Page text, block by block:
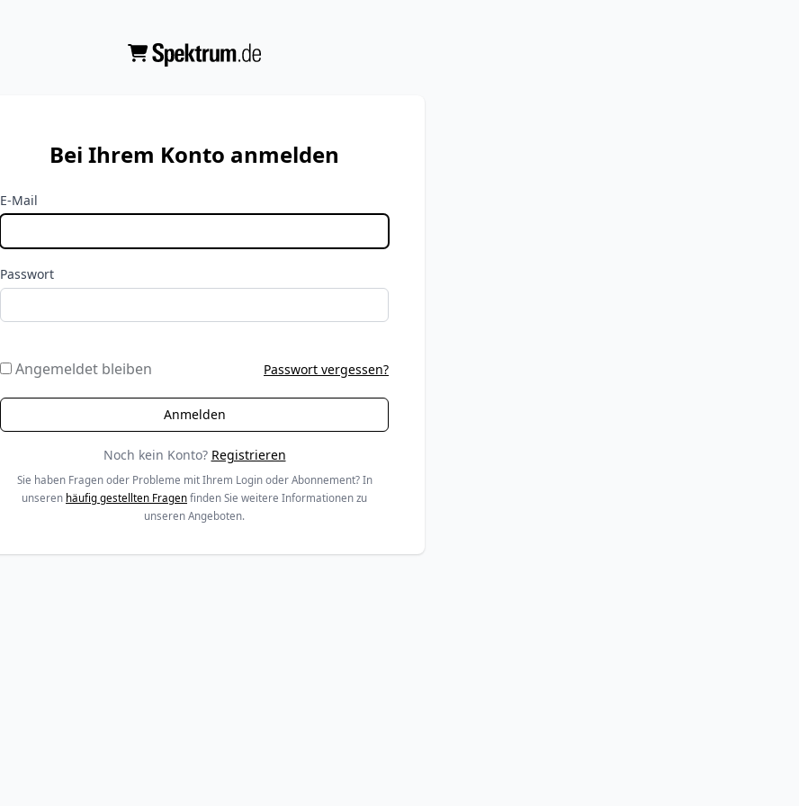
Bei Ihrem Konto anmelden
E-Mail
Passwort
Angemeldet bleiben Passwort vergessen?
Noch kein Konto? Registrieren
Sie haben Fragen oder Probleme mit Ihrem Login oder Abonnement? In
unseren häufig gestellten Fragen finden Sie weitere Informationen zu
unseren Angeboten.